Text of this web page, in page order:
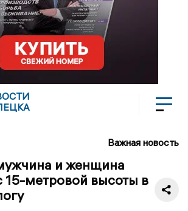
Важная новость
и женщина
15-метровой высоты в